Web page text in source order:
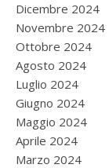
Dicembre 2024
Novembre 2024
Ottobre 2024
Agosto 2024
Luglio 2024
Giugno 2024
Maggio 2024
Aprile 2024
Marzo 2024